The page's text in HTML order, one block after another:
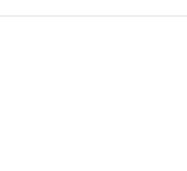
データと連携させ、AI